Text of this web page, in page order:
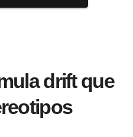
drift que